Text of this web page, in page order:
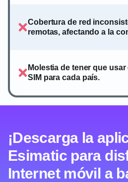
Cobertura de red
remotas, afectando a la
Molestia de tener que
SIM para cada país.
¡Descarga la
Esimatic para
Internet móvil a